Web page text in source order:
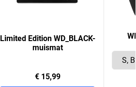
Limited Edition WD_BLACK-
muismat
€ 15,99